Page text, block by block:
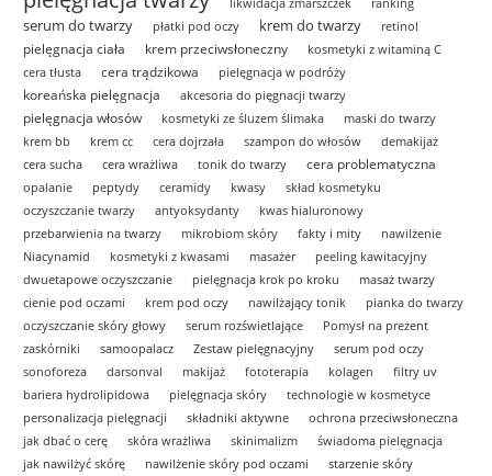
serum do twarzy płatki pod oczy krem do twarzy retinol
pielęgnacja ciała krem przeciwsłoneczny
kosmetyki z witaminą C
cera tłusta
cera trądzikowa pielęgnacja w podróży
koreańska pielęgnacja akcesoria do pięgnacji twarzy
pielęgnacja włosów kosmetyki ze śluzem ślimaka
maski do twarzy
krem bb
krem cc cera dojrzała szampon do włosów
demakijaż
cera sucha
cera wrażliwa tonik do twarzy cera problematyczna
opalanie peptydy ceramidy kwasy
skład kosmetyku
oczyszczanie twarzy
antyoksydanty
kwas hialuronowy
przebarwienia na twarzy
mikrobiom skóry fakty i mity
nawilżenie
Niacynamid
kosmetyki z kwasami masażer
peeling kawitacyjny
dwuetapowe oczyszczanie
pielęgnacja krok po kroku
masaż twarzy
cienie pod oczami
krem pod oczy nawilżający tonik
pianka do twarzy
oczyszczanie skóry głowy
serum rozświetlające
Pomysł na prezent
zaskórniki
samoopalacz Zestaw pielęgnacyjny
serum pod oczy
sonoforeza
darsonval makijaż fototerapia kolagen
filtry uv
bariera hydrolipidowa
pielęgnacja skóry
technologie w kosmetyce
personalizacja pielęgnacji
składniki aktywne
ochrona przeciwsłoneczna
jak dbać o cerę
skóra wrażliwa skinimalizm
świadoma pielęgnacja
jak nawilżyć skórę
nawilżenie skóry pod oczami
starzenie skóry